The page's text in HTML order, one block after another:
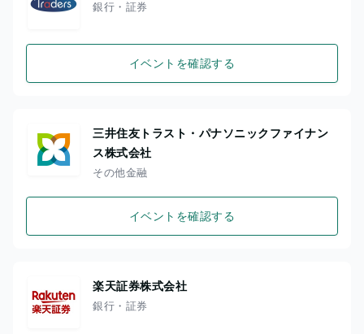
銀行・証券
イベントを確認する
三井住友トラスト・パナソニックファイナン
ス株式会社
その他金融
イベントを確認する
楽天証券株式会社
銀行・証券